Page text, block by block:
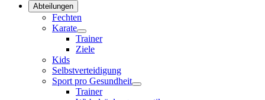
Abteilungen
Fechten
Karate
Trainer
Ziele
Kids
Selbstverteidigung
Sport pro Gesundheit
Trainer